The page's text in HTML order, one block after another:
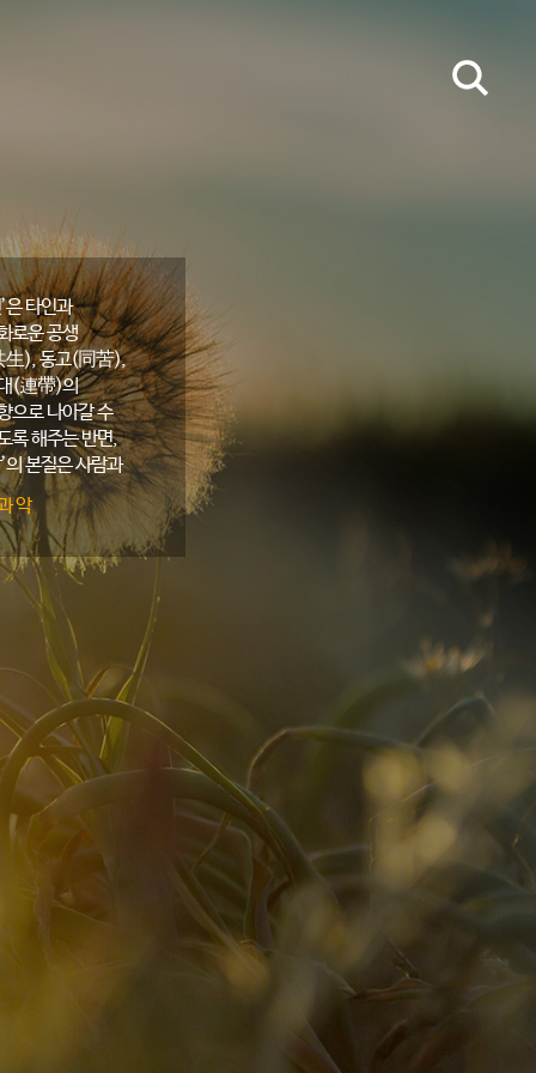
은 타인과
로운 공생
生), 동고(同苦),
(連帶)의
으로 나아갈 수
록 해주는 반면,
의 본질은 사람과
을, 인간과
을 갈라놓는다.
악